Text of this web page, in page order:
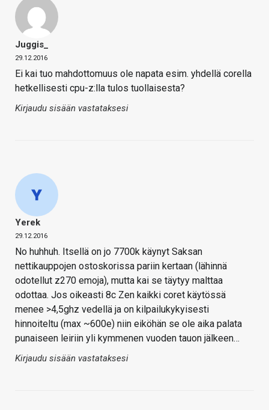
Juggis_
29.12.2016
Ei kai tuo mahdottomuus ole napata esim. yhdellä corella
hetkellisesti cpu-z:lla tulos tuollaisesta?
Kirjaudu sisään vastataksesi
Yerek
29.12.2016
No huhhuh. Itsellä on jo 7700k käynyt Saksan
nettikauppojen ostoskorissa pariin kertaan (lähinnä
odotellut z270 emoja), mutta kai se täytyy malttaa
odottaa. Jos oikeasti 8c Zen kaikki coret käytössä
menee >4,5ghz vedellä ja on kilpailukykyisesti
hinnoiteltu (max ~600e) niin eiköhän se ole aika palata
punaiseen leiriin yli kymmenen vuoden tauon jälkeen…
Kirjaudu sisään vastataksesi